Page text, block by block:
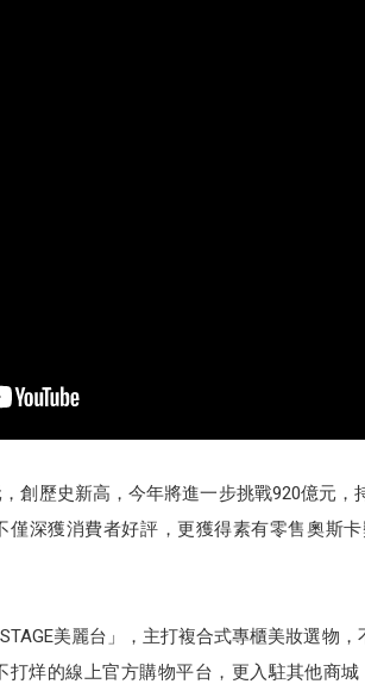
創歷史新高，今年將進一步挑戰920億元
深獲消費者好評，更獲得素有零售奧斯
美麗台」，主打複合式專櫃美妝選物
打烊的線上官方購物平台，更入駐其他商